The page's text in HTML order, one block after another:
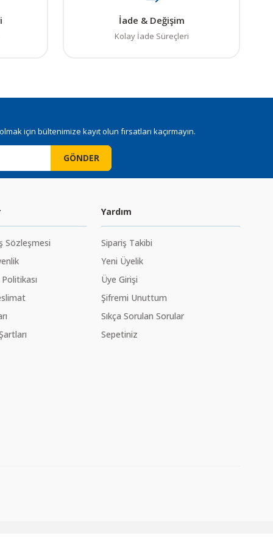
İade & Değişim
Kolay İade Süreçleri
için bültenimize kayıt olun fırsatları kaçırmayın.
GÖNDER
Sözleşmesi
Yardım
Sipariş Takibi
Yeni Üyelik
Üye Girişi
Şifremi Unuttum
Sıkça Sorulan Sorular
Sepetiniz